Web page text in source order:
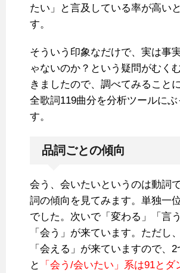
たい」と言及している率が高い
す。
そういう印象なだけで、実は事
ゃないのか？という疑問がむく
きましたので、調べてみること
全歌詞119曲分を分析ツールにぶ
す。
品詞ごとの傾向
会う、会いたいというのは動詞
詞の傾向を見てみます。単独一
でした。次いで「変わる」「言
「会う」が来ています。ただし
「会える」が来ていますので、
と
「会う/会いたい」系は91とダ